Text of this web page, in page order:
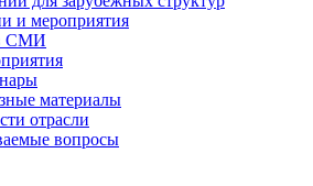
и мероприятия
СМИ
материалы
отрасли
вопросы